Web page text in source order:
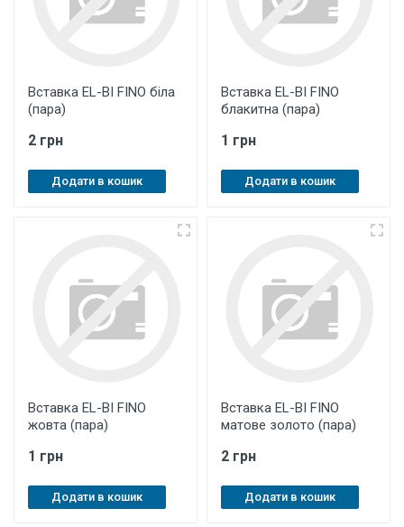
Вставка EL-BI FINO біла
(пара)
2 грн
Додати в кошик
Вставка EL-BI FINO
блакитна (пара)
1 грн
Додати в кошик
Вставка EL-BI FINO
жовта (пара)
1 грн
Додати в кошик
Вставка EL-BI FINO
матове золото (пара)
2 грн
Додати в кошик